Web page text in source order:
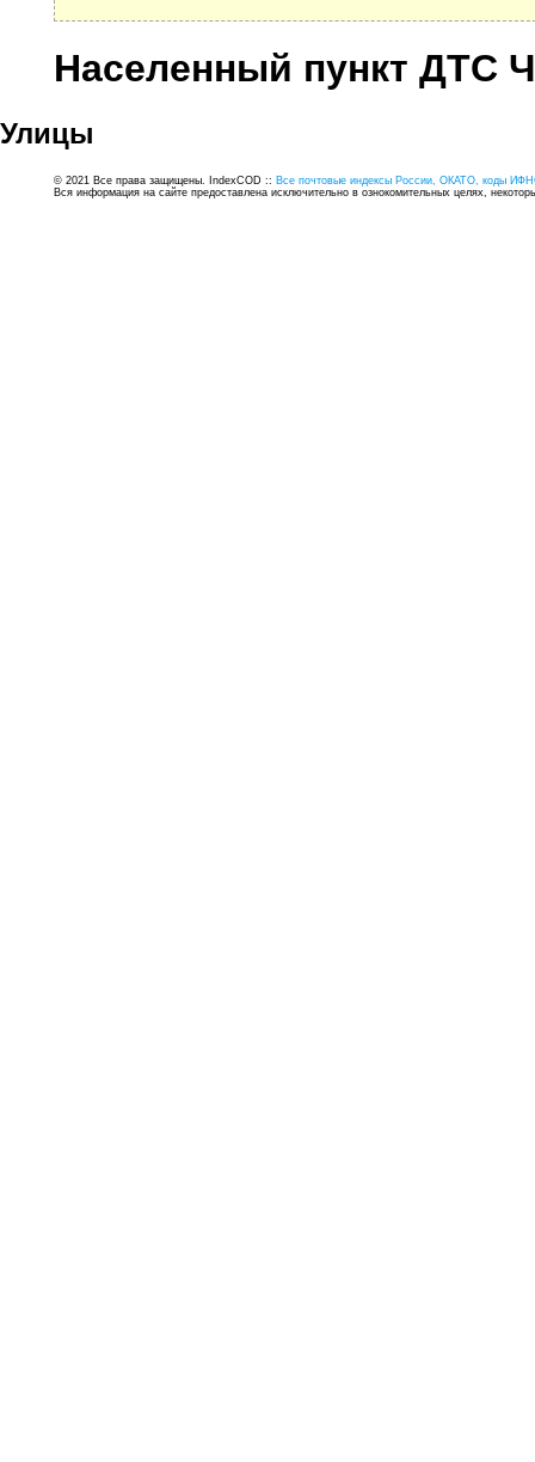
Населенный пункт ДТС
Улицы
© 2021 Все права защищены. IndexCOD :: Все почтовые индексы России, ОКАТО, коды
Вся информация на сайте предоставлена исключительно в ознокомительных целях,